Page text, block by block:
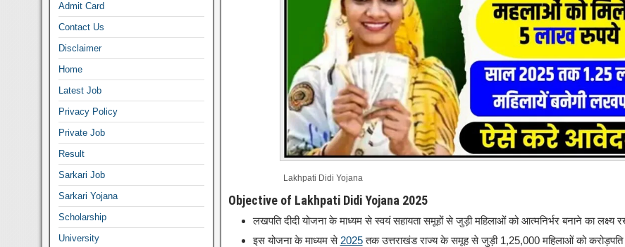
Lakhpati Didi Yojana
Objective of Lakhpati Didi Yojana 2025
लखपति दीदी योजना के माध्यम से स्वयं सहायता समूहों से जुड़ी महिलाओं को आत्मनिर्भर बनाने का लक्ष्य
इस योजना के माध्यम से 2025तक उत्तराखंड राज्य के समूह से जुड़ी 1,25,000 महिलाओं को करोड़पति
Admit Card
Contact Us
Disclaimer
Home
Latest Job
Privacy Policy
Private Job
Result
Sarkari Job
Sarkari Yojana
Scholarship
University